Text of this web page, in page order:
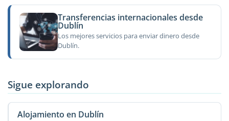
Transferencias internacionales desde
Dublín
Los mejores servicios para enviar dinero desde
Dublín.
Sigue explorando
Alojamiento en Dublín